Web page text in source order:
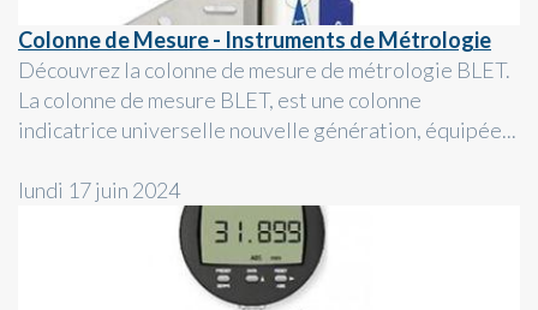
Colonne de Mesure - Instruments de Métrologie
Découvrez la colonne de mesure de métrologie BLET.
La colonne de mesure BLET, est une colonne
indicatrice universelle nouvelle génération, équipée...
lundi 17 juin 2024